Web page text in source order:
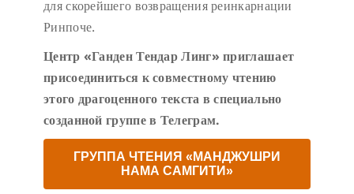
для скорейшего возвращения реинкарнации
Ринпоче.
Центр «Ганден Тендар Линг» приглашает
присоединиться к совместному чтению
этого драгоценного текста в специально
созданной группе в Телеграм.
ГРУППА ЧТЕНИЯ «МАНДЖУШРИ
НАМА САМГИТИ»